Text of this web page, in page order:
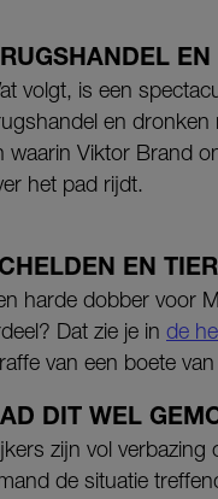
volgt, is een
en dronken
waarin Viktor Brand
het pad rijdt.
EN
harde dobber voor
Dat zie je in de
van een boete
DIT WEL
zijn vol verbazing
de situatie